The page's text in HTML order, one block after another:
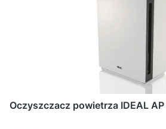
Oczyszczacz powietrza IDEAL